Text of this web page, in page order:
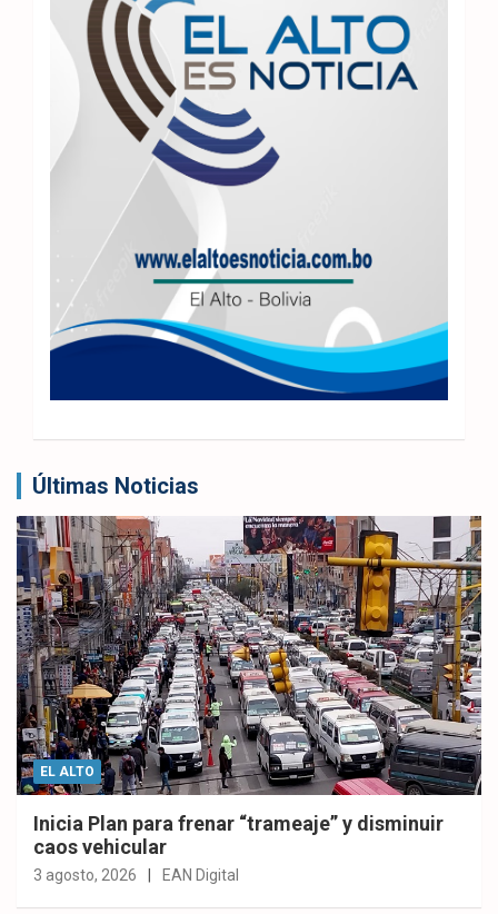
Últimas Noticias
EL ALTO
Inicia Plan para frenar “trameaje” y disminuir
caos vehicular
3 agosto, 2026 EAN Digital